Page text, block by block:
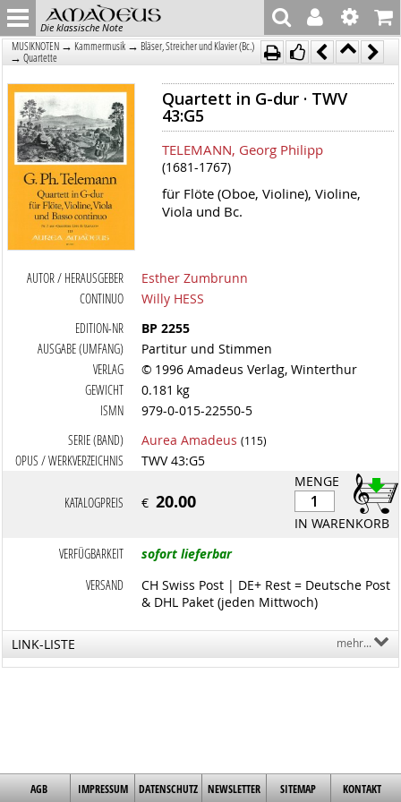
Die klassische Note
MUSIKNOTEN → Kammermusik → Bläser, Streicher und Klavier (Bc.)
→ Quartette
Quartett in G-dur · TWV
43:G5
TELEMANN, Georg Philipp
(1681-1767)
für Flöte (Oboe, Violine), Violine,
Viola und Bc.
AUTOR / HERAUSGEBER
Esther Zumbrunn
CONTINUO
Willy HESS
EDITION-NR
BP 2255
AUSGABE (UMFANG)
Partitur und Stimmen
VERLAG
© 1996 Amadeus Verlag, Winterthur
GEWICHT
0.181 kg
ISMN
979-0-015-22550-5
SERIE (BAND)
Aurea Amadeus (115)
OPUS / WERKVERZEICHNIS
TWV 43:G5
MENGE
IN WARENKORB
KATALOGPREIS €20.00
VERFÜGBARKEIT
sofort lieferbar
VERSAND
CH Swiss Post | DE+ Rest = Deutsche Post
& DHL Paket (jeden Mittwoch)
LINK-LISTE mehr...
AGB IMPRESSUM DATENSCHUTZ NEWSLETTER SITEMAP KONTAKT